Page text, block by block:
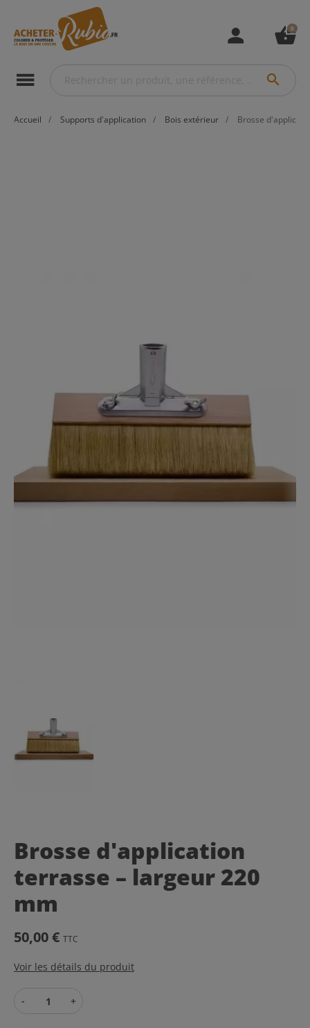
person shopping_basket
0
menu search
Accueil Supports d'application Bois extérieur Brosse
Brosse d'application
terrasse – largeur 220
mm
50,00 € TTC
Voir les détails du produit
- +